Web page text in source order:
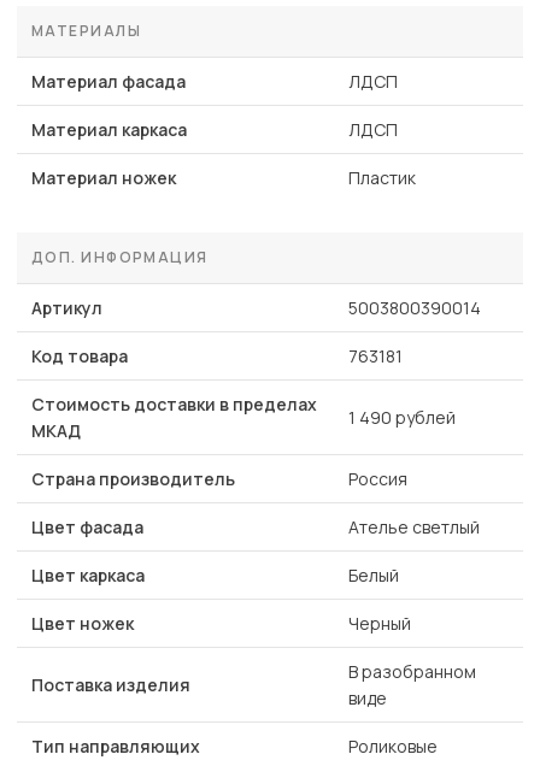
МАТЕРИАЛЫ
Материал фасада ЛДСП
Материал каркаса ЛДСП
Материал ножек Пластик
ДОП. ИНФОРМАЦИЯ
Артикул 5003800390014
Код товара 763181
Стоимость доставки в пределах
МКАД
1 490 рублей
Страна производитель Россия
Цвет фасада Ателье светлый
Цвет каркаса Белый
Цвет ножек Черный
Поставка изделия
В разобранном
виде
Тип направляющих Роликовые